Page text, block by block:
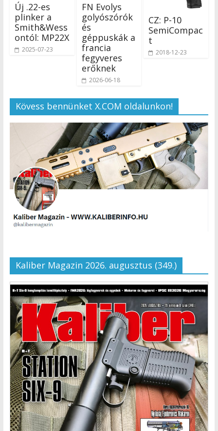
Új .22-es
plinker a
Smith&Wess
ontól: MP22X
2025-07-23
FN Evolys
golyószórók
és
géppuskák a
francia
fegyveres
erőknek
2026-06-18
CZ: P-10
SemiCompac
t
2018-12-23
Kövess bennünket X.COM oldalunkon!
Kaliber Magazin 2026. augusztus (349.)